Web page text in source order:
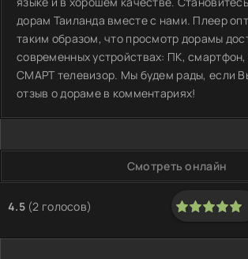
дорам Таиланда вместе с нами. Плеер
таким образом, что просмотр дорамы
современных устройствах: ПК,
СМАРТ телевизор. Мы будем рады, если
отзыв о дораме в комментариях!
Смотреть онлайн
4.5(2 голосов)
100